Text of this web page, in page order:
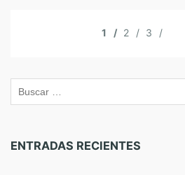
1 2 3
ENTRADAS RECIENTES